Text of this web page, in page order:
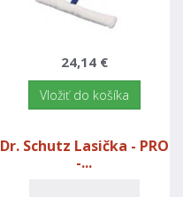
24,14 €
Vložiť do košíka
Dr. Schutz Lasička - PRO
-...